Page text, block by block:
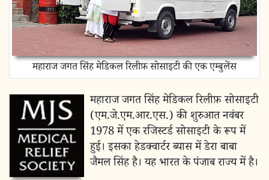
महाराज जगत सिंह मेडिकल रिलीफ़ सोसाइटी की एक एम्बुलेंस
महाराज जगत सिंह मेडिकल रिलीफ़ सोसाइटी
(एम.जे.एम.आर.एस.) की शुरुआत नवंबर
1978 में एक रजिस्टर्ड सोसाइटी के रूप में
हुई। इसका हेडक्वार्टर ब्यास में डेरा बाबा
जैमल सिंह है। यह भारत के पंजाब राज्य में है।